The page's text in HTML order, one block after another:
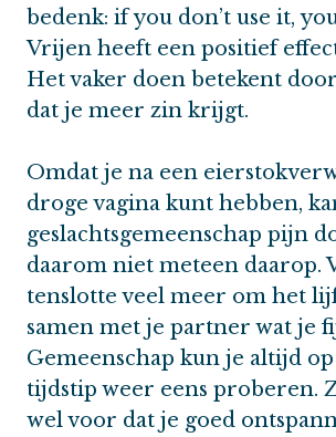
bedenk: if you don’t use it,
Vrijen heeft een positief
Het vaker doen betekent
dat je meer zin krijgt.
Omdat je na een
droge vagina kunt hebben,
geslachtsgemeenschap pijn
daarom niet meteen daarop.
tenslotte veel meer om het
samen met je partner wat je
Gemeenschap kun je altijd
tijdstip weer eens proberen.
wel voor dat je goed